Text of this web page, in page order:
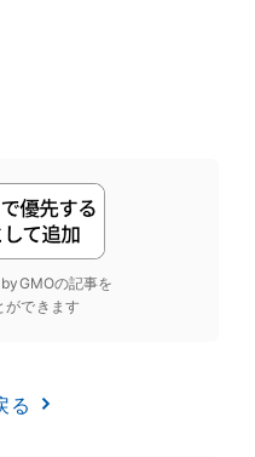
の記事を
ができます
る